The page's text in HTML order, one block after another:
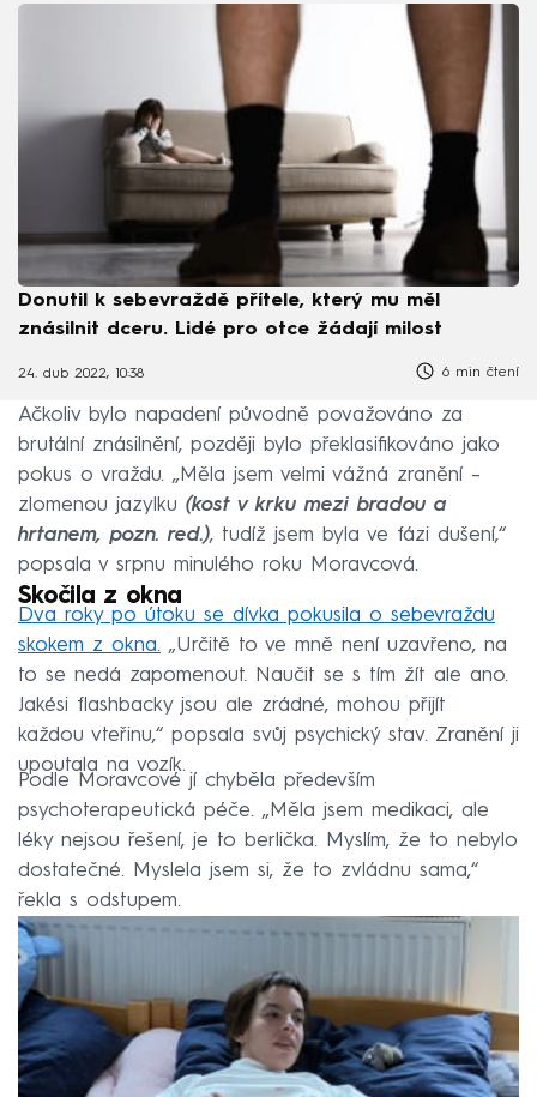
Donutil k sebevraždě přítele, který mu měl
znásilnit dceru. Lidé pro otce žádají milost
24. dub 2022, 10:38 6 min čtení
Ačkoliv bylo napadení původně považováno za
brutální znásilnění, později bylo překlasifikováno jako
pokus o vraždu. „Měla jsem velmi vážná zranění –
zlomenou jazylku (kost v krku mezi bradou a
hrtanem, pozn. red.), tudíž jsem byla ve fázi dušení,“
popsala v srpnu minulého roku Moravcová.
Skočila z okna
Dva roky po útoku se dívka pokusila o sebevraždu
skokem z okna. „Určitě to ve mně není uzavřeno, na
to se nedá zapomenout. Naučit se s tím žít ale ano.
Jakési flashbacky jsou ale zrádné, mohou přijít
každou vteřinu,“ popsala svůj psychický stav. Zranění ji
upoutala na vozík.
Podle Moravcové jí chyběla především
psychoterapeutická péče. „Měla jsem medikaci, ale
léky nejsou řešení, je to berlička. Myslím, že to nebylo
dostatečné. Myslela jsem si, že to zvládnu sama,“
řekla s odstupem.